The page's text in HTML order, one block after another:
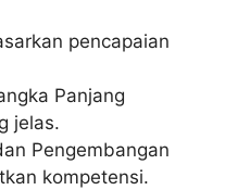
pencapaian
Panjang
jelas.
Pengembangan
kompetensi.